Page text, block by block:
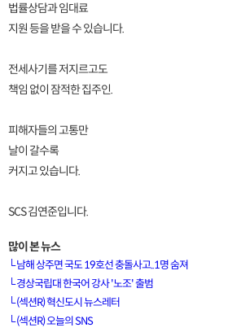
법률상담과 임대료
지원 등을 받을 수 있습니다.
전세사기를 저지르고도
책임 없이 잠적한 집주인.
피해자들의 고통만
날이 갈수록
커지고 있습니다.
SCS 김연준입니다.
많이 본 뉴스
└남해 상주면 국도 19호선 충돌사고..1명 숨져
└경상국립대 한국어 강사 '노조' 출범
└(섹션R) 혁신도시 뉴스레터
└(섹션R) 오늘의 SNS